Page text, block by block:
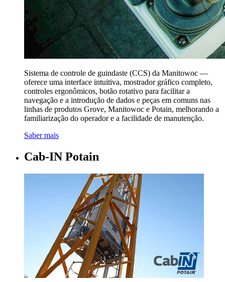
Sistema de controle de guindaste (CCS) da Manitowoc —
oferece uma interface intuitiva, mostrador gráfico completo,
controles ergonômicos, botão rotativo para facilitar a
navegação e a introdução de dados e peças em comuns nas
linhas de produtos Grove, Manitowoc e Potain, melhorando a
familiarização do operador e a facilidade de manutenção.
Saber mais
Cab-IN Potain